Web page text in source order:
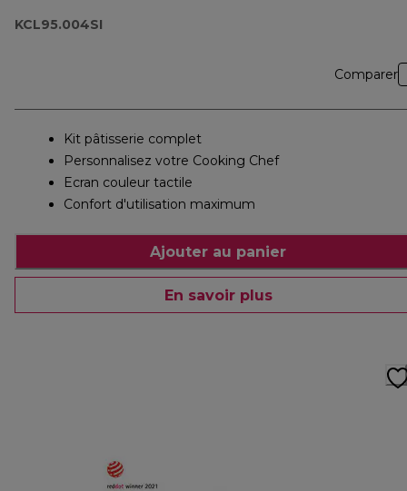
KCL95.004SI
Comparer
Kit pâtisserie complet
Personnalisez votre Cooking Chef
Ecran couleur tactile
Confort d'utilisation maximum
Ajouter au panier
En savoir plus